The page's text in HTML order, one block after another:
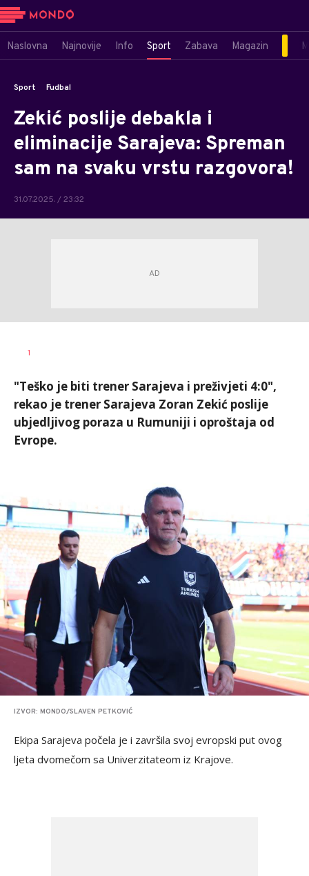
Naslovna Najnovije Info Sport Zabava Magazin
Sport Fudbal
Zekić poslije debakla i
eliminacije Sarajeva: Spreman
sam na svaku vrstu razgovora!
31.07.2025. / 23:32
AUTOR
1
"Teško je biti trener Sarajeva i preživjeti 4:0",
rekao je trener Sarajeva Zoran Zekić poslije
ubjedljivog poraza u Rumuniji i oproštaja od
Evrope.
IZVOR: MONDO/SLAVEN PETKOVIĆ
Ekipa Sarajeva počela je i završila svoj evropski put ovog
ljeta dvomečom sa Univerzitateom iz Krajove.